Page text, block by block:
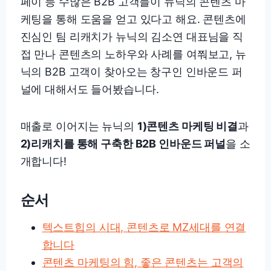
케팅을 통해 도움을 얻고 있다고 해요. 콘텐츠에
진심인 팀 리캐치가 뉴닉의 김소연 대표님을 직
접 만나 콘텐츠의 노하우와 사례를 여쭤보고, 뉴
닉의 B2B 고객이 찾아오는 창구인 인바운드 퍼
널에 대해서도 들어봤습니다.
매출로 이어지는 뉴닉의 1)콘텐츠 마케팅 비결과
2)리캐치를 통해 구축한 B2B 인바운드 퍼널을 소
개합니다!
순서
텍스트힙의 시대, 콘텐츠로 MZ세대를 연결
합니다
콘텐츠 마케팅의 힘, 좋은 콘텐츠는 고객의